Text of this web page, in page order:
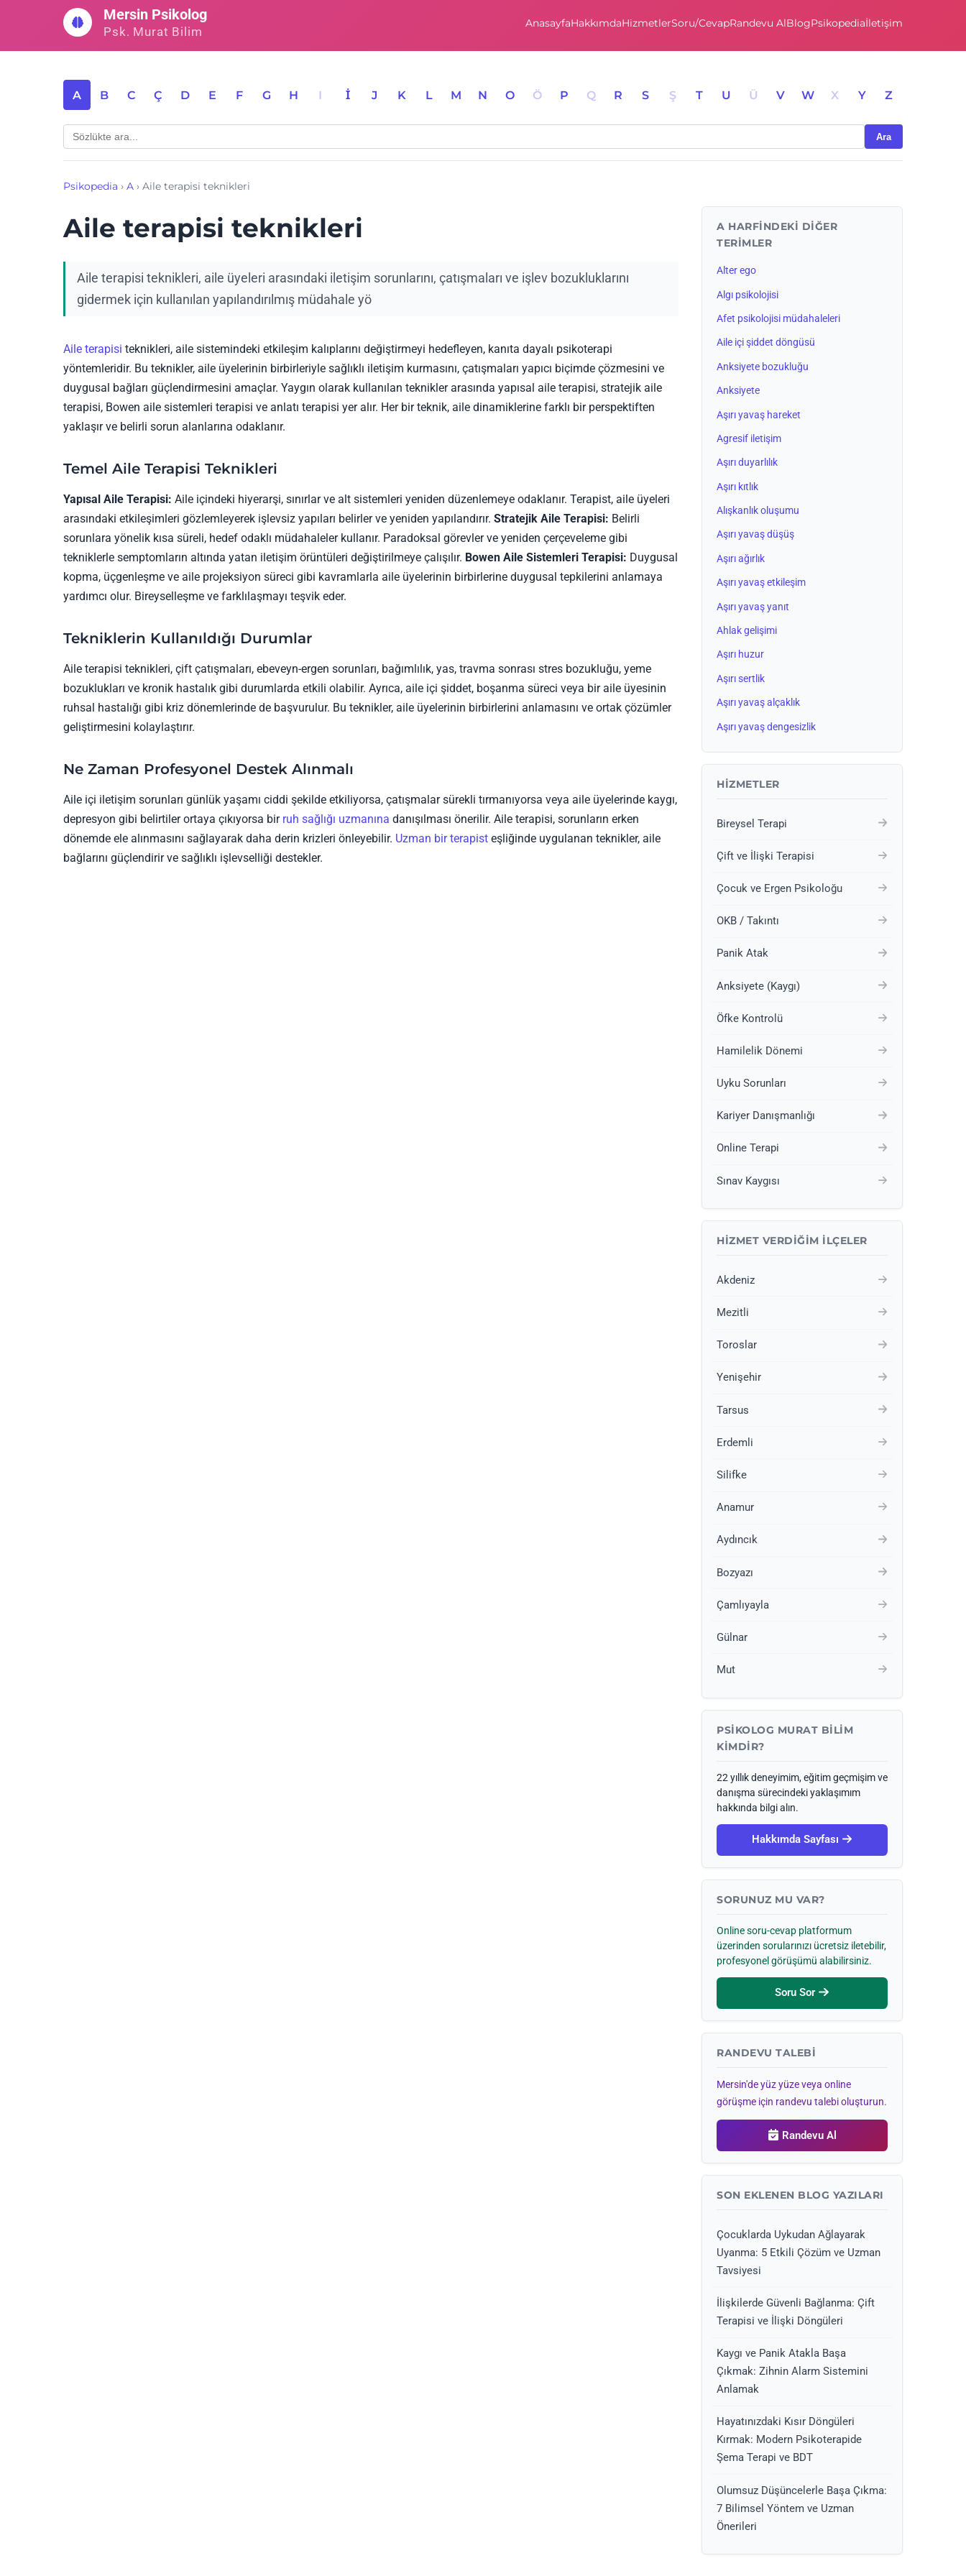
Mersin Psikolog
Psk. Murat Bilim
AnasayfaHakkımdaHizmetlerSoru/CevapRandevu AlBlogPsikopediaİletişim
A B C Ç D E F G H I İ J K L M N O Ö P Q R S Ş T U Ü V W X Y Z
Ara
Psikopedia › A › Aile terapisi teknikleri
Aile terapisi teknikleri
Aile terapisi teknikleri, aile üyeleri arasındaki iletişim sorunlarını, çatışmaları ve işlev bozukluklarını
gidermek için kullanılan yapılandırılmış müdahale yö
Aile terapisi teknikleri, aile sistemindeki etkileşim kalıplarını değiştirmeyi hedefleyen, kanıta dayalı psikoterapi
yöntemleridir. Bu teknikler, aile üyelerinin birbirleriyle sağlıklı iletişim kurmasını, çatışmaları yapıcı biçimde çözmesini ve
duygusal bağları güçlendirmesini amaçlar. Yaygın olarak kullanılan teknikler arasında yapısal aile terapisi, stratejik aile
terapisi, Bowen aile sistemleri terapisi ve anlatı terapisi yer alır. Her bir teknik, aile dinamiklerine farklı bir perspektiften
yaklaşır ve belirli sorun alanlarına odaklanır.
Temel Aile Terapisi Teknikleri
Yapısal Aile Terapisi: Aile içindeki hiyerarşi, sınırlar ve alt sistemleri yeniden düzenlemeye odaklanır. Terapist, aile üyeleri
arasındaki etkileşimleri gözlemleyerek işlevsiz yapıları belirler ve yeniden yapılandırır. Stratejik Aile Terapisi: Belirli
sorunlara yönelik kısa süreli, hedef odaklı müdahaleler kullanır. Paradoksal görevler ve yeniden çerçeveleme gibi
tekniklerle semptomların altında yatan iletişim örüntüleri değiştirilmeye çalışılır. Bowen Aile Sistemleri Terapisi: Duygusal
kopma, üçgenleşme ve aile projeksiyon süreci gibi kavramlarla aile üyelerinin birbirlerine duygusal tepkilerini anlamaya
yardımcı olur. Bireyselleşme ve farklılaşmayı teşvik eder.
Tekniklerin Kullanıldığı Durumlar
Aile terapisi teknikleri, çift çatışmaları, ebeveyn-ergen sorunları, bağımlılık, yas, travma sonrası stres bozukluğu, yeme
bozuklukları ve kronik hastalık gibi durumlarda etkili olabilir. Ayrıca, aile içi şiddet, boşanma süreci veya bir aile üyesinin
ruhsal hastalığı gibi kriz dönemlerinde de başvurulur. Bu teknikler, aile üyelerinin birbirlerini anlamasını ve ortak çözümler
geliştirmesini kolaylaştırır.
Ne Zaman Profesyonel Destek Alınmalı
Aile içi iletişim sorunları günlük yaşamı ciddi şekilde etkiliyorsa, çatışmalar sürekli tırmanıyorsa veya aile üyelerinde kaygı,
depresyon gibi belirtiler ortaya çıkıyorsa bir ruh sağlığı uzmanına danışılması önerilir. Aile terapisi, sorunların erken
dönemde ele alınmasını sağlayarak daha derin krizleri önleyebilir. Uzman bir terapist eşliğinde uygulanan teknikler, aile
bağlarını güçlendirir ve sağlıklı işlevselliği destekler.
A HARFINDEKI DIĞER
TERIMLER
Alter ego
Algı psikolojisi
Afet psikolojisi müdahaleleri
Aile içi şiddet döngüsü
Anksiyete bozukluğu
Anksiyete
Aşırı yavaş hareket
Agresif iletişim
Aşırı duyarlılık
Aşırı kıtlık
Alışkanlık oluşumu
Aşırı yavaş düşüş
Aşırı ağırlık
Aşırı yavaş etkileşim
Aşırı yavaş yanıt
Ahlak gelişimi
Aşırı huzur
Aşırı sertlik
Aşırı yavaş alçaklık
Aşırı yavaş dengesizlik
HIZMETLER
Bireysel Terapi
Çift ve İlişki Terapisi
Çocuk ve Ergen Psikoloğu
OKB / Takıntı
Panik Atak
Anksiyete (Kaygı)
Öfke Kontrolü
Hamilelik Dönemi
Uyku Sorunları
Kariyer Danışmanlığı
Online Terapi
Sınav Kaygısı
HIZMET VERDIĞIM İLÇELER
Akdeniz
Mezitli
Toroslar
Yenişehir
Tarsus
Erdemli
Silifke
Anamur
Aydıncık
Bozyazı
Çamlıyayla
Gülnar
Mut
PSIKOLOG MURAT BILIM
KIMDIR?
22 yıllık deneyimim, eğitim geçmişim ve
danışma sürecindeki yaklaşımım
hakkında bilgi alın.
Hakkımda Sayfası
SORUNUZ MU VAR?
Online soru-cevap platformum
üzerinden sorularınızı ücretsiz iletebilir,
profesyonel görüşümü alabilirsiniz.
Soru Sor
RANDEVU TALEBI
Mersin'de yüz yüze veya online
görüşme için randevu talebi oluşturun.
Randevu Al
SON EKLENEN BLOG YAZILARI
Çocuklarda Uykudan Ağlayarak
Uyanma: 5 Etkili Çözüm ve Uzman
Tavsiyesi
İlişkilerde Güvenli Bağlanma: Çift
Terapisi ve İlişki Döngüleri
Kaygı ve Panik Atakla Başa
Çıkmak: Zihnin Alarm Sistemini
Anlamak
Hayatınızdaki Kısır Döngüleri
Kırmak: Modern Psikoterapide
Şema Terapi ve BDT
Olumsuz Düşüncelerle Başa Çıkma:
7 Bilimsel Yöntem ve Uzman
Önerileri